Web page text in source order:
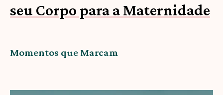
seu Corpo para a Maternidade
Momentos que Marcam